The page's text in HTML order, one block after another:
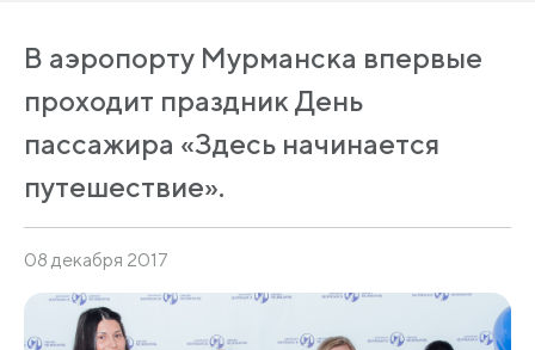
В аэропорту Мурманска впервые
проходит праздник День
пассажира «Здесь начинается
путешествие».
08 декабря 2017